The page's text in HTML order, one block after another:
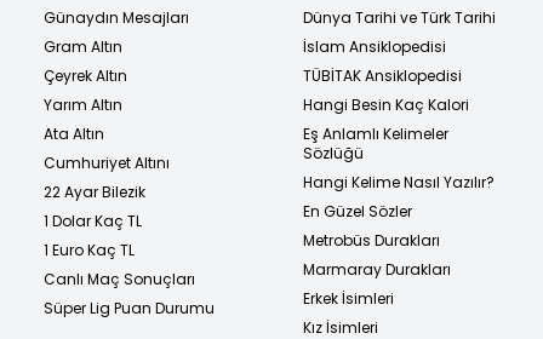
Günaydın Mesajları
Gram Altın
Çeyrek Altın
Yarım Altın
Ata Altın
Cumhuriyet Altını
22 Ayar Bilezik
1 Dolar Kaç TL
1 Euro Kaç TL
Canlı Maç Sonuçları
Süper Lig Puan Durumu
Dünya Tarihi ve Türk Tarihi
İslam Ansiklopedisi
TÜBİTAK Ansiklopedisi
Hangi Besin Kaç Kalori
Eş Anlamlı Kelimeler
Sözlüğü
Hangi Kelime Nasıl Yazılır?
En Güzel Sözler
Metrobüs Durakları
Marmaray Durakları
Erkek İsimleri
Kız İsimleri